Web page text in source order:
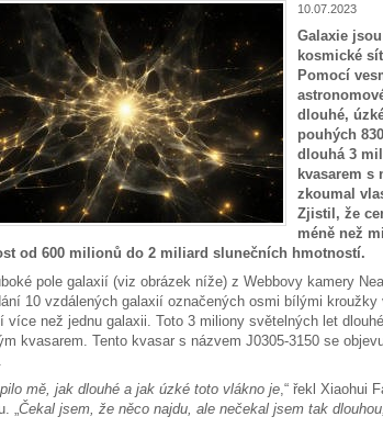
10.07.2023
Galaxie
kosmické
Pomocí
dlouhé,
pouhých
dlouhá 3
kvasarem s
zkoumal
Zjistil, že
méně než
od 600 milionů do 2 miliard slunečních hmotností.
pole galaxií (viz obrázek níže) z Webbovy kamery
10 vzdálených galaxií označených osmi bílými
více než jednu galaxii. Toto 3 miliony světelných let
kvasarem. Tento kvasar s názvem J0305-3150 se
mě, jak dlouhé a jak úzké toto vlákno je,“ řekl Xiaohui
„Čekal jsem, že něco najdu, ale nečekal jsem tak